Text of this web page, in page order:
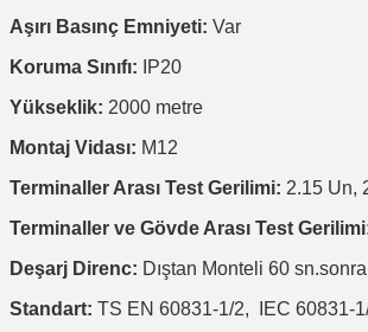
Aşırı Basınç Emniyeti: Var
Koruma Sınıfı: IP20
Yükseklik: 2000 metre
Montaj Vidası: M12
Terminaller Arası Test Gerilimi: 2.15 Un,
Terminaller ve Gövde Arası Test
Deşarj Direnc: Dıştan Monteli 60
Standart: TS EN 60831-1/2, IEC 60831-